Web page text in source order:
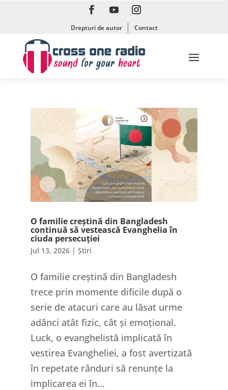
Drepturi de autor Contact
O familie creștină din Bangladesh
continuă să vestească Evanghelia în
ciuda persecuției
Jul 13, 2026| Știri
O familie creștină din Bangladesh
trece prin momente dificile după o
serie de atacuri care au lăsat urme
adânci atât fizic, cât și emoțional.
Luck, o evanghelistă implicată în
vestirea Evangheliei, a fost avertizată
în repetate rânduri să renunțe la
implicarea ei în...